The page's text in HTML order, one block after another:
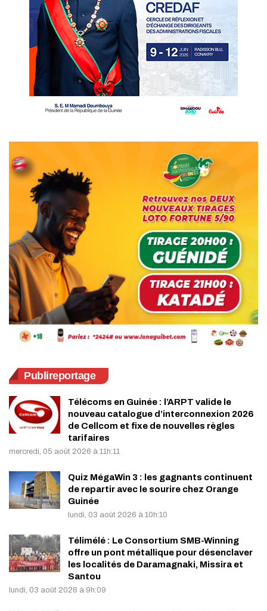
Publireportage
Télécoms en Guinée : l’ARPT valide le
nouveau catalogue d’interconnexion 2026
de Cellcom et fixe de nouvelles règles
tarifaires
mercredi, 05 août 2026 à 11h:11
Quiz MégaWin 3 : les gagnants continuent
de repartir avec le sourire chez Orange
Guinée
lundi, 03 août 2026 à 10h:10
Télimélé : Le Consortium SMB-Winning
offre un pont métallique pour désenclaver
les localités de Daramagnaki, Missira et
Santou
lundi, 03 août 2026 à 9h:09